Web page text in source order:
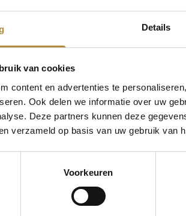
Details
van cookies
content en advertenties te
Ook delen we informatie over uw
Deze partners kunnen deze
verzameld op basis van uw gebruik van
Voorkeuren